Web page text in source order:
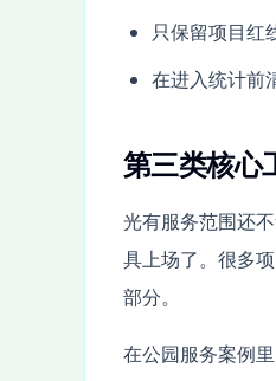
只保留项目红
在进入统计前
第三类核
光有服务范围还
具上场了。很多
部分。
在公园服务案例